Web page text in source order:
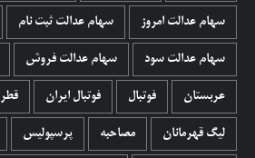
سهام عدالت امروز سهام عدالت ثبت نام
سهام عدالت سود سهام عدالت فروش
عربستان فوتبال فوتبال ایران قطر
لیگ قهرمانان مصاحبه پرسپولیس